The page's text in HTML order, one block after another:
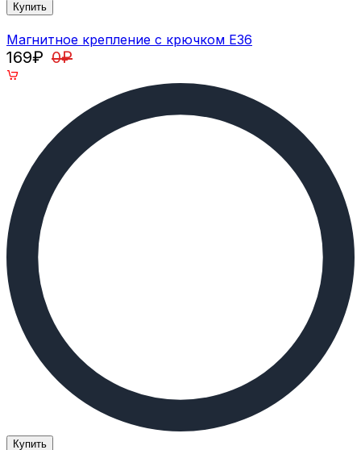
Купить
Магнитное крепление с крючком E36
169₽ 0₽
Купить